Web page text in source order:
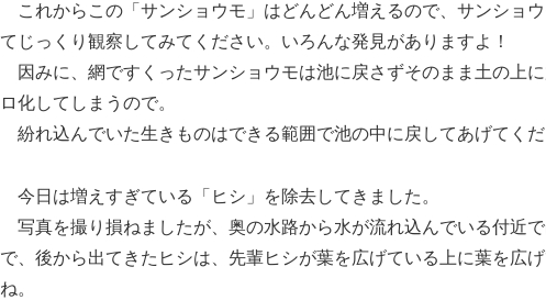
これからこの「サンショウモ」はどんどん増えるので、サンショ
てじっくり観察してみてください。いろんな発見がありますよ！
因みに、網ですくったサンショウモは池に戻さずそのまま土の上
ロ化してしまうので。
紛れ込んでいた生きものはできる範囲で池の中に戻してあげてくだ
今日は増えすぎている「ヒシ」を除去してきました。
写真を撮り損ねましたが、奥の水路から水が流れ込んでいる付近
で、後から出てきたヒシは、先輩ヒシが葉を広げている上に葉を広
ね。